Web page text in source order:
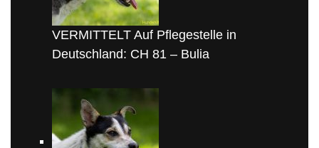
VERMITTELT Auf Pflegestelle in
Deutschland: CH 81 – Bulia